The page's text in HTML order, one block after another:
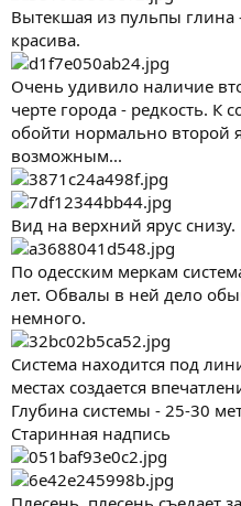
Вытекшая из пульпы глина
красива.
Очень удивило наличие
черте города - редкость. К
обойти нормально второй
возможным...
Вид на верхний ярус снизу.
По одесским меркам
лет. Обвалы в ней дело
немного.
Система находится под
местах создается
Глубина системы - 25-30
Старинная надпись